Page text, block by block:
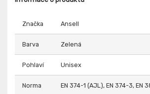
Značka Ansell
Barva Zelená
Pohlaví Unisex
Norma EN 374-1 (AJL), EN 374-3, EN